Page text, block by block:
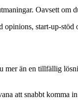
Oavsett om
start-up-
mer än en tillfällig
att snabbt komma